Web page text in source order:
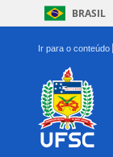
BRASIL
Ir para o conteúdo